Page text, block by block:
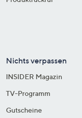
Nichts verpassen
INSIDER Magazin
TV-Programm
Gutscheine